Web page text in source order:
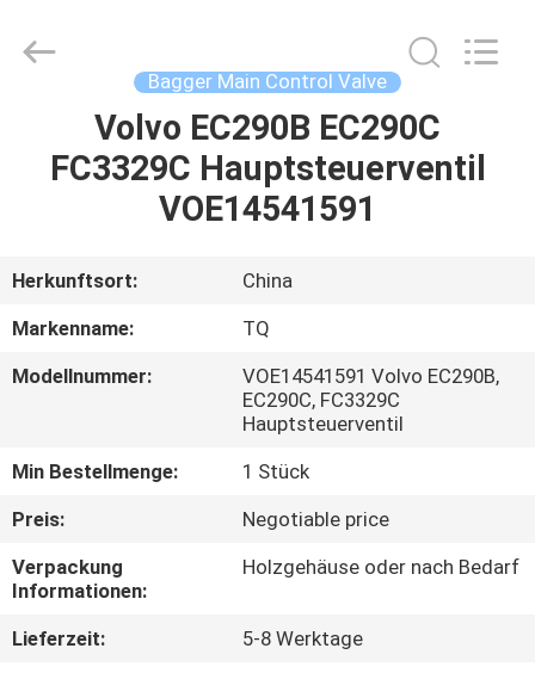
STARTSEITE
PRODUKTE
VIDEOS
SHOW
ÜBER
UNS
FABRIK
TOUR
Machinery
Bagger Main Control Valve
Volvo EC290B EC290C
FC3329C Hauptsteuerventil
VOE14541591
Herkunftsort:
China
Markenname:
TQ
Modellnummer:
VOE14541591 Volvo EC290B,
EC290C, FC3329C
Hauptsteuerventil
Min Bestellmenge:
1 Stück
Preis:
Negotiable price
Verpackung
Informationen:
Holzgehäuse oder nach Bedarf
Lieferzeit:
5-8 Werktage